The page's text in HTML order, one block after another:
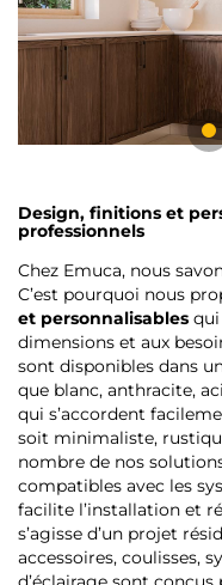
Design, finitions et
professionnels
Chez Emuca, nous
C’est pourquoi nous
et personnalisables qui
dimensions et aux
sont disponibles dans
que blanc, anthracite,
qui s’accordent
soit minimaliste,
nombre de nos
compatibles avec les
facilite l’installation et
s’agisse d’un projet
accessoires, coulisses,